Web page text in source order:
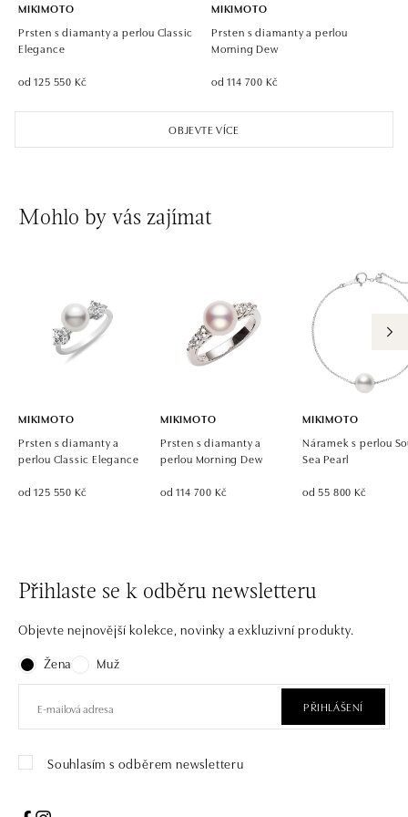
OBJEVTE VÍCE
MIKIMOTO
Prsten s diamanty a perlou Classic
Elegance
od 125 550 Kč
MIKIMOTO
Prsten s diamanty a perlou
Morning Dew
od 114 700 Kč
Mohlo by vás zajímat
MIKIMOTO
Prsten s diamanty a
perlou Classic Elegance
od 125 550 Kč
MIKIMOTO
Prsten s diamanty a
perlou Morning Dew
od 114 700 Kč
MIKIMOTO
Náramek s perlou
Sea Pearl
od 55 800 Kč
Přihlaste se k odběru newsletteru
Objevte nejnovější kolekce, novinky a exkluzivní produkty.
Žena
Muž
PŘIHLÁŠENÍ
Souhlasím s odběrem newsletteru